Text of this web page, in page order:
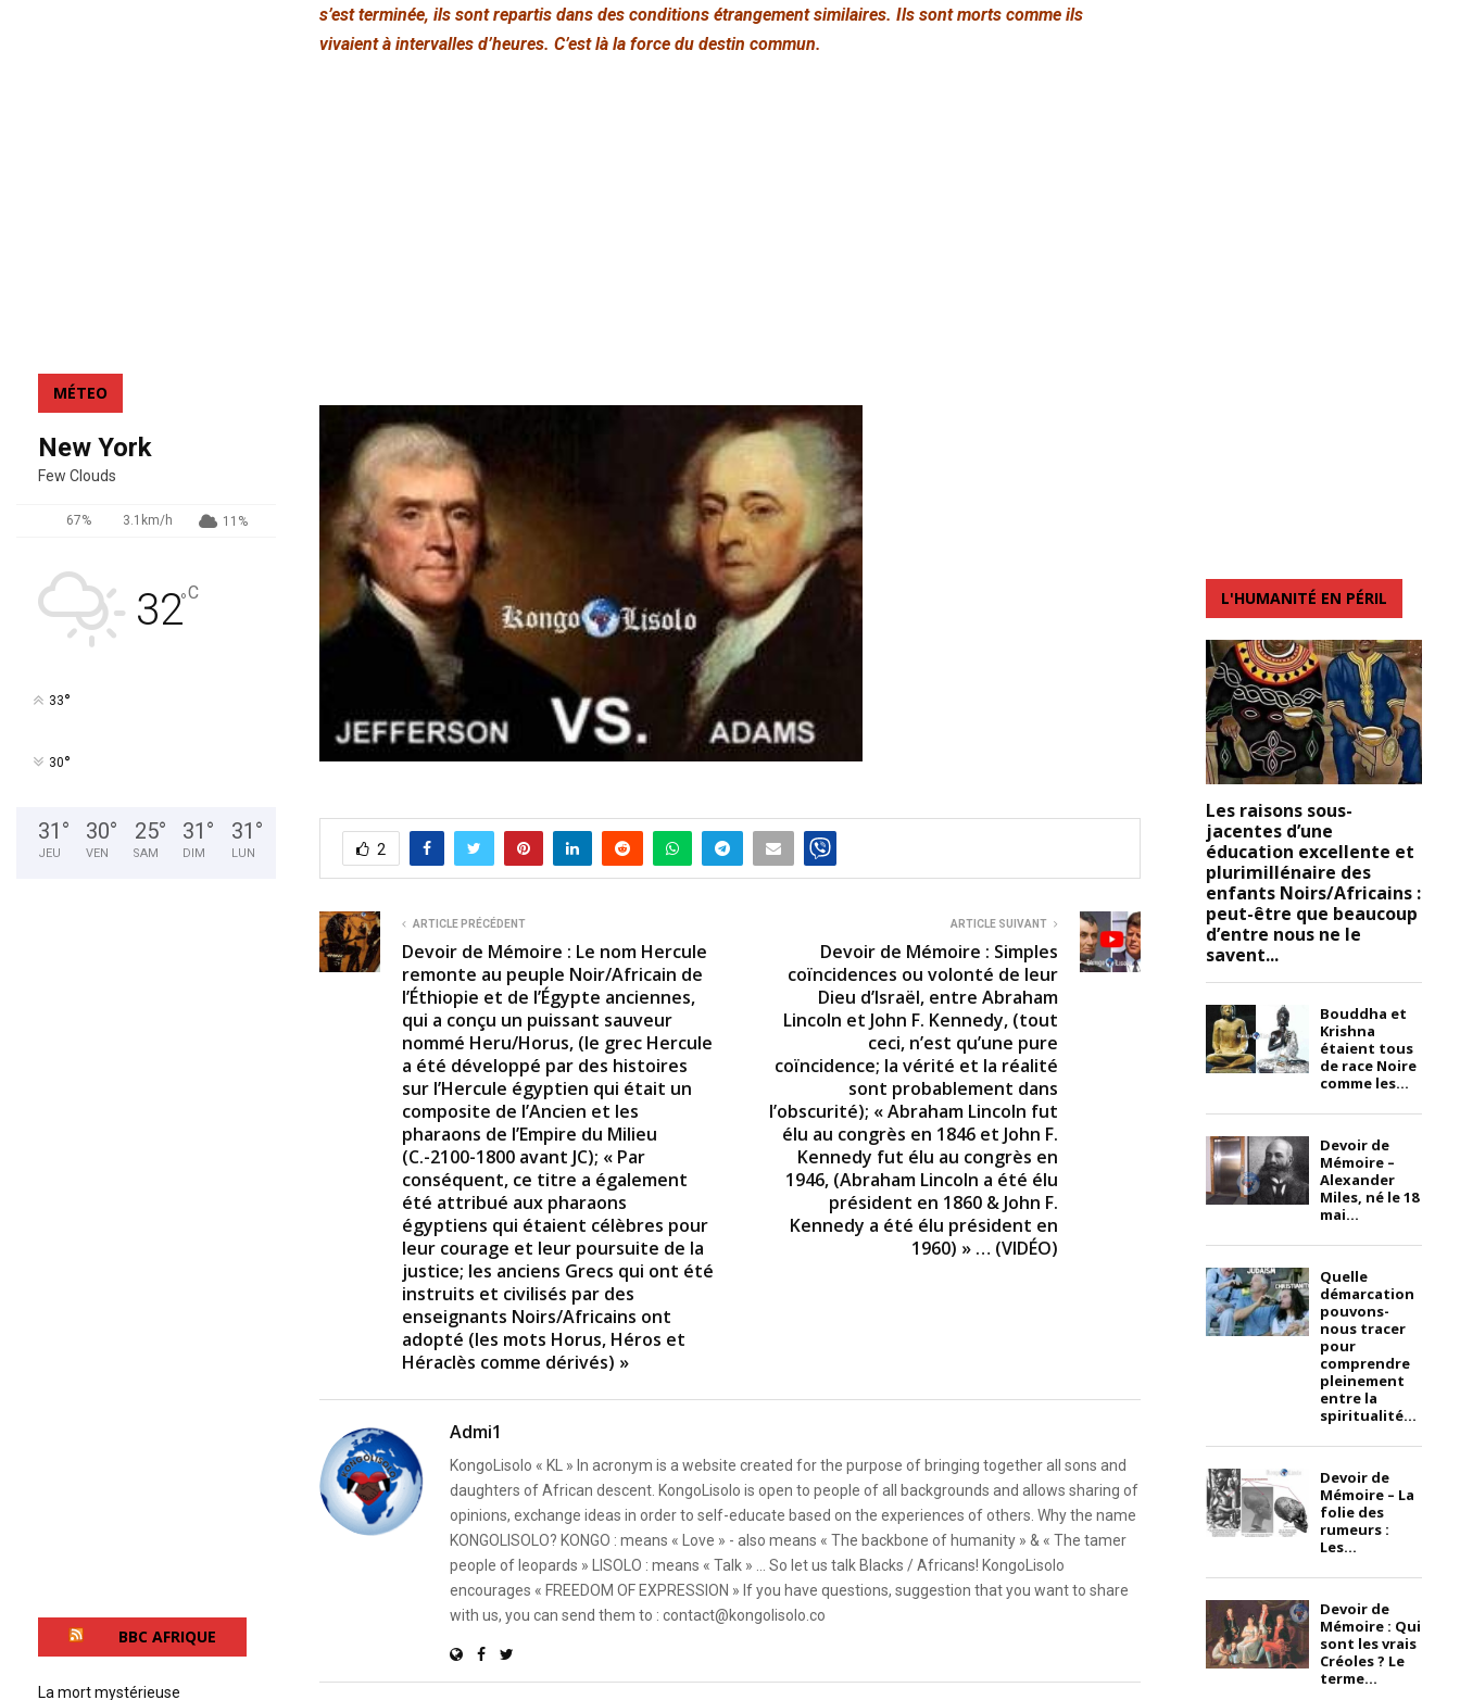
s’est terminée, ils sont repartis dans des conditions étrangement similaires. Ils sont morts comme ils
vivaient à intervalles d’heures. C’est là la force du destin commun.
2
ARTICLE PRÉCÉDENT
Devoir de Mémoire : Le nom Hercule
remonte au peuple Noir/Africain de
l’Éthiopie et de l’Égypte anciennes,
qui a conçu un puissant sauveur
nommé Heru/Horus, (le grec Hercule
a été développé par des histoires
sur l’Hercule égyptien qui était un
composite de l’Ancien et les
pharaons de l’Empire du Milieu
(C.-2100-1800 avant JC); « Par
conséquent, ce titre a également
été attribué aux pharaons
égyptiens qui étaient célèbres pour
leur courage et leur poursuite de la
justice; les anciens Grecs qui ont été
instruits et civilisés par des
enseignants Noirs/Africains ont
adopté (les mots Horus, Héros et
Héraclès comme dérivés) »
ARTICLE SUIVANT
Devoir de Mémoire : Simples
coïncidences ou volonté de leur
Dieu d’Israël, entre Abraham
Lincoln et John F. Kennedy, (tout
ceci, n’est qu’une pure
coïncidence; la vérité et la réalité
sont probablement dans
l’obscurité); « Abraham Lincoln fut
élu au congrès en 1846 et John F.
Kennedy fut élu au congrès en
1946, (Abraham Lincoln a été élu
président en 1860 & John F.
Kennedy a été élu président en
1960) » … (VIDÉO)
Admi1
KongoLisolo « KL » In acronym is a website created for the purpose of bringing together all sons and
daughters of African descent. KongoLisolo is open to people of all backgrounds and allows sharing of
opinions, exchange ideas in order to self-educate based on the experiences of others. Why the name
KONGOLISOLO? KONGO : means « Love » - also means « The backbone of humanity » & « The tamer
people of leopards » LISOLO : means « Talk » ... So let us talk Blacks / Africans! KongoLisolo
encourages « FREEDOM OF EXPRESSION » If you have questions, suggestion that you want to share
with us, you can send them to : contact@kongolisolo.co
MÉTEO
New York
Few Clouds
67% 3.1km/h 11%
32°C
33°
30°
31 °
JEU
30°
VEN
25°
SAM
31 °
DIM
31 °
LUN
BBC AFRIQUE
La mort mystérieuse
L'HUMANITÉ EN PÉRIL
Les raisons sous-
jacentes d’une
éducation excellente et
plurimillénaire des
enfants Noirs/Africains :
peut-être que beaucoup
d’entre nous ne le
savent...
Bouddha et
Krishna
étaient tous
de race Noire
comme les...
Devoir de
Mémoire –
Alexander
Miles, né le 18
mai...
Quelle
démarcation
pouvons-
nous tracer
pour
comprendre
pleinement
entre la
spiritualité...
Devoir de
Mémoire – La
folie des
rumeurs :
Les...
Devoir de
Mémoire : Qui
sont les vrais
Créoles ? Le
terme...